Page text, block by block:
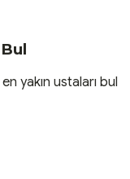
yakın ustaları bul